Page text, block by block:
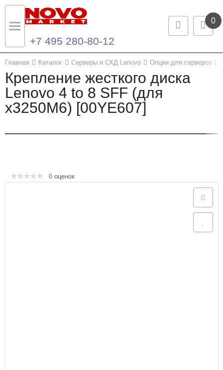
0
+7 495 280-80-12
Главная Каталог Серверы и СХД Lenovo Опции для серверов
Крепление жесткого диска
Lenovo 4 to 8 SFF (для
x3250M6) [00YE607]
0 оценок
Назад
Каталог продукции
Ноутбуки и ультрабуки
Серверы и СХД
Назад
Контакты
Контактная информация